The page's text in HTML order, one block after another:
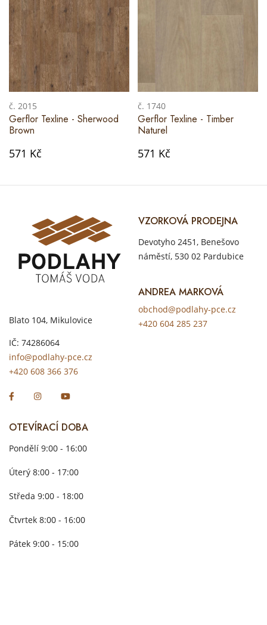
č. 2015
Gerflor Texline - Sherwood
Brown
571 Kč
č. 1740
Gerflor Texline - Timber
Naturel
571 Kč
Blato 104, Mikulovice
IČ: 74286064
info@podlahy-pce.cz
+420 608 366 376
VZORKOVÁ PRODEJNA
Devotyho 2451, Benešovo
náměstí, 530 02 Pardubice
ANDREA MARKOVÁ
obchod@podlahy-pce.cz
+420 604 285 237
OTEVÍRACÍ DOBA
Pondělí 9:00 - 16:00
Úterý 8:00 - 17:00
Středa 9:00 - 18:00
Čtvrtek 8:00 - 16:00
Pátek 9:00 - 15:00